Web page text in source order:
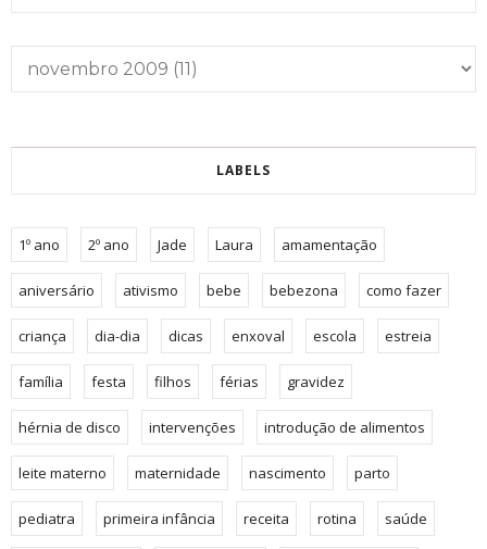
LABELS
1º ano 2º ano Jade Laura amamentação
aniversário ativismo bebe bebezona como fazer
criança dia-dia dicas enxoval escola estreia
família festa filhos férias gravidez
hérnia de disco intervenções introdução de alimentos
leite materno maternidade nascimento parto
pediatra primeira infância receita rotina saúde